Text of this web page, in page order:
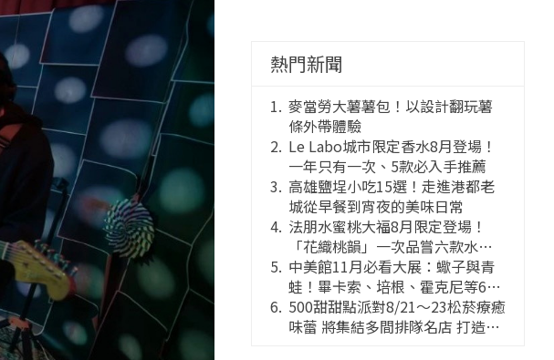
熱門新聞
麥當勞大薯薯包！以設計翻玩薯
條外帶體驗
Le Labo城市限定香水8月登場！
一年只有一次、5款必入手推薦
高雄鹽埕小吃15選！走進港都老
城從早餐到宵夜的美味日常
法朋水蜜桃大福8月限定登場！
「花織桃韻」一次品嘗六款水蜜
桃花果大福
中美館11月必看大展：蠍子與青
蛙！畢卡索、培根、霍克尼等66
件國巨典藏亮相
500甜甜點派對8/21～23松菸療癒
味蕾 將集結多間排隊名店 打造靈